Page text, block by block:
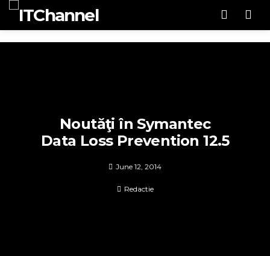
Noutăţi în Symantec
Data Loss Prevention 12.5
June 12, 2014
Redactie